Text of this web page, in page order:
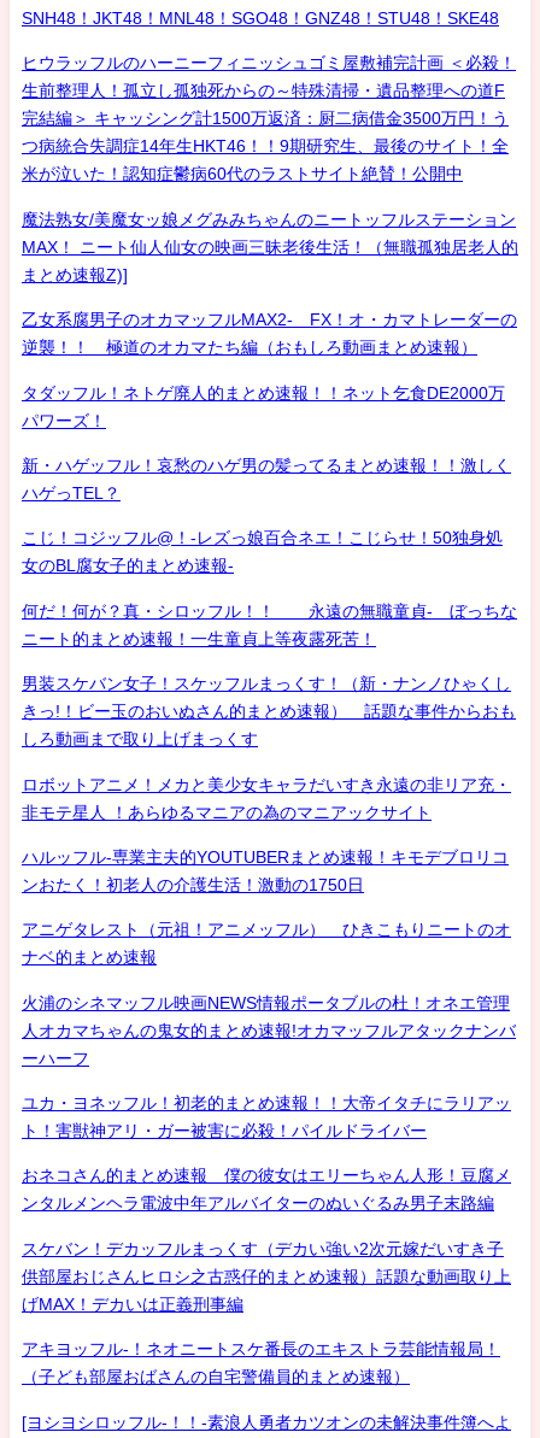
SNH48！JKT48！MNL48！SGO48！GNZ48！STU48！SKE48
ヒウラッフルのハーニーフィニッシュゴミ屋敷補完計画 ＜必殺！
生前整理人！孤立し孤独死からの～特殊清掃・遺品整理への道F
完結編＞ キャッシング計1500万返済：厨二病借金3500万円！う
つ病統合失調症14年生HKT46！！9期研究生、最後のサイト！全
米が泣いた！認知症鬱病60代のラストサイト絶賛！公開中
魔法熟女/美魔女ッ娘メグみみちゃんのニートッフルステーション
MAX！ ニート仙人仙女の映画三昧老後生活！（無職孤独居老人的
まとめ速報Z)]
乙女系腐男子のオカマッフルMAX2- FX！オ・カマトレーダーの
逆襲！！ 極道のオカマたち編（おもしろ動画まとめ速報）
タダッフル！ネトゲ廃人的まとめ速報！！ネット乞食DE2000万
パワーズ！
新・ハゲッフル！哀愁のハゲ男の髪ってるまとめ速報！！激しく
ハゲっTEL？
こじ！コジッフル@！-レズっ娘百合ネエ！こじらせ！50独身処
女のBL腐女子的まとめ速報-
何だ！何が？真・シロッフル！！ 永遠の無職童貞- ぼっちな
ニート的まとめ速報！一生童貞上等夜露死苦！
男装スケバン女子！スケッフルまっくす！（新・ナンノひゃくし
きっ!！ビー玉のおいぬさん的まとめ速報） 話題な事件からおも
しろ動画まで取り上げまっくす
ロボットアニメ！メカと美少女キャラだいすき永遠の非リア充・
非モテ星人 ！あらゆるマニアの為のマニアックサイト
ハルッフル-専業主夫的YOUTUBERまとめ速報！キモデブロリコ
ンおたく！初老人の介護生活！激動の1750日
アニゲタレスト（元祖！アニメッフル） ひきこもりニートのオ
ナベ的まとめ速報
火浦のシネマッフル映画NEWS情報ポータブルの杜！オネエ管理
人オカマちゃんの鬼女的まとめ速報!オカマッフルアタックナンバ
ーハーフ
ユカ・ヨネッフル！初老的まとめ速報！！大帝イタチにラリアッ
ト！害獣神アリ・ガー被害に必殺！パイルドライバー
おネコさん的まとめ速報 僕の彼女はエリーちゃん人形！豆腐メ
ンタルメンヘラ電波中年アルバイターのぬいぐるみ男子末路編
スケバン！デカッフルまっくす（デカい強い2次元嫁だいすき子
供部屋おじさんヒロシ之古惑仔的まとめ速報）話題な動画取り上
げMAX！デカいは正義刑事編
アキヨッフル-！ネオニートスケ番長のエキストラ芸能情報局！
（子ども部屋おばさんの自宅警備員的まとめ速報）
[ヨシヨシロッフル-！！-素浪人勇者カツオンの未解決事件簿へよ